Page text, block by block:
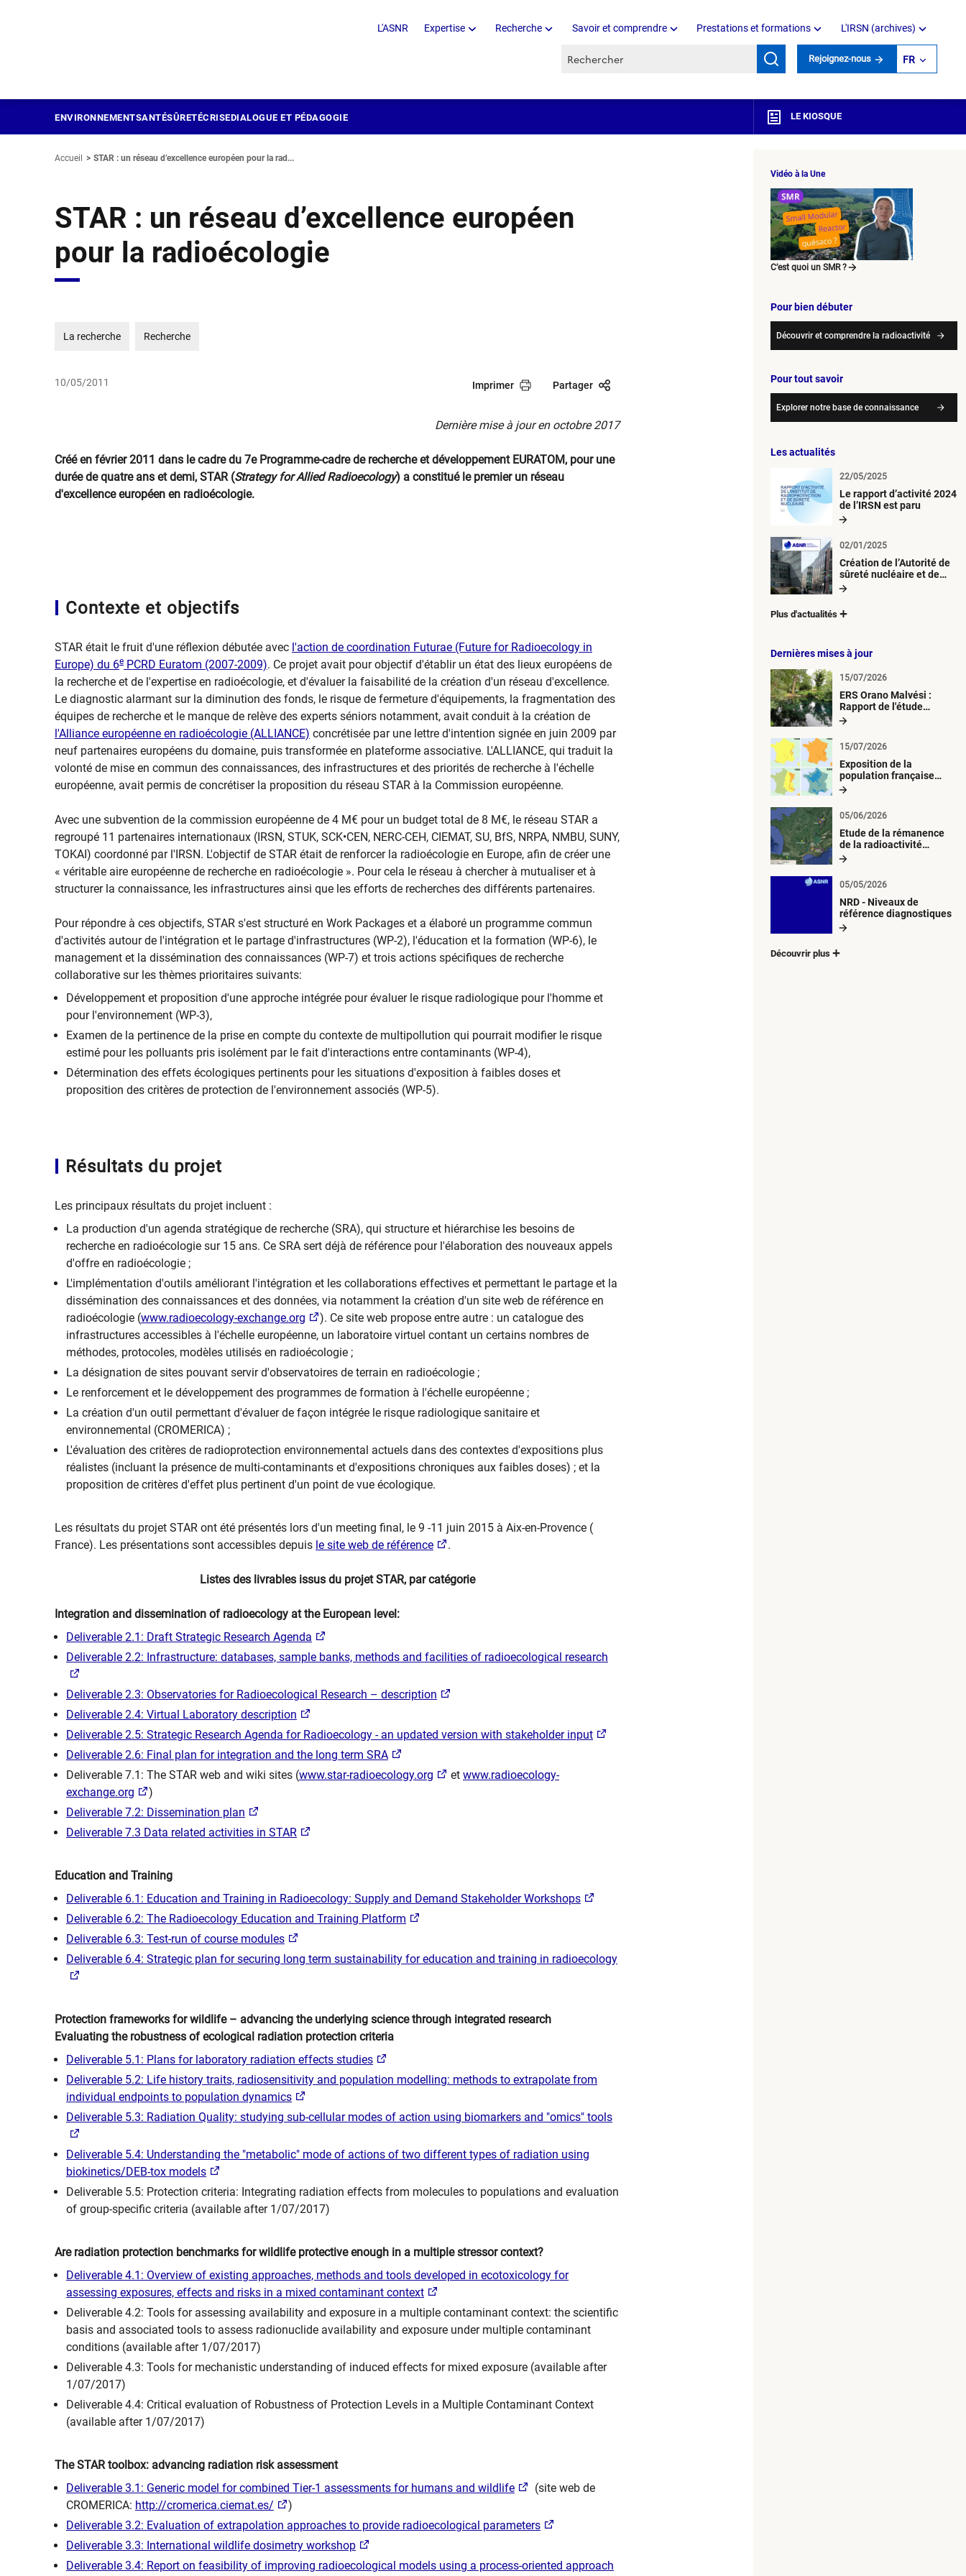
L'ASNR Expertise Recherche Savoir et comprendre Prestations et formations L'IRSN (archives)
Recherche par mots clés Rejoignez-nous FR
ENVIRONNEMENTSANTÉSÛRETÉCRISEDIALOGUE ET PÉDAGOGIE LE KIOSQUE
Accueil STAR : un réseau d’excellence européen pour la rad...
STAR : un réseau d’excellence européen
pour la radioécologie
Imprimer Partager
La recherche Recherche
10/05/2011
Dernière mise à jour en octobre 2017
Créé en février 2011 dans le cadre du 7e Programme-cadre de recherche et développement EURATOM, pour une
durée de quatre ans et demi, STAR (Strategy for Allied Radioecology) a constitué le premier un réseau
d'excellence européen en radioécologie.
Contexte et objectifs
STAR était le fruit d'une réflexion débutée avec l'action de coordination Futurae (Future for Radioecology in
Europe) du 6e PCRD Euratom (2007-2009). Ce projet avait pour objectif d'établir un état des lieux européens de
la recherche et de l'expertise en radioécologie, et d'évaluer la faisabilité de la création d'un réseau d'excellence.
Le diagnostic alarmant sur la diminution des fonds, le risque de fermeture d'équipements, la fragmentation des
équipes de recherche et le manque de relève des experts séniors notamment, avait conduit à la création de
l'Alliance européenne en radioécologie (ALLIANCE) concrétisée par une lettre d'intention signée en juin 2009 par
neuf partenaires européens du domaine, puis transformée en plateforme associative. L'ALLIANCE, qui traduit la
volonté de mise en commun des connaissances, des infrastructures et des priorités de recherche à l'échelle
européenne, avait permis de concrétiser la proposition du réseau STAR à la Commission européenne.
Avec une subvention de la commission européenne de 4 M€ pour un budget total de 8 M€, le réseau STAR a
regroupé 11 partenaires internationaux (IRSN, STUK, SCK•CEN, NERC-CEH, CIEMAT, SU, BfS, NRPA, NMBU, SUNY,
TOKAI) coordonné par l'IRSN. L'objectif de STAR était de renforcer la radioécologie en Europe, afin de créer une
« véritable aire européenne de recherche en radioécologie ». Pour cela le réseau à chercher à mutualiser et à
structurer la connaissance, les infrastructures ainsi que les efforts de recherches des différents partenaires.
Pour répondre à ces objectifs, STAR s'est structuré en Work Packages et a élaboré un programme commun
d'activités autour de l'intégration et le partage d'infrastructures (WP-2), l'éducation et la formation (WP-6), le
management et la dissémination des connaissances (WP-7) et trois actions spécifiques de recherche
collaborative sur les thèmes prioritaires suivants:
Développement et proposition d'une approche intégrée pour évaluer le risque radiologique pour l'homme et
pour l'environnement (WP-3),
Examen de la pertinence de la prise en compte du contexte de multipollution qui pourrait modifier le risque
estimé pour les polluants pris isolément par le fait d'interactions entre contaminants (WP-4),
Détermination des effets écologiques pertinents pour les situations d'exposition à faibles doses et
proposition des critères de protection de l'environnement associés (WP-5).
Résultats du projet
Les principaux résultats du projet incluent :
La production d'un agenda stratégique de recherche (SRA), qui structure et hiérarchise les besoins de
recherche en radioécologie sur 15 ans. Ce SRA sert déjà de référence pour l'élaboration des nouveaux appels
d'offre en radioécologie ;
L'implémentation d'outils améliorant l'intégration et les collaborations effectives et permettant le partage et la
dissémination des connaissances et des données, via notamment la création d'un site web de référence en
radioécologie (www.radioecology-exchange.org
). Ce site web propose entre autre : un catalogue des
infrastructures accessibles à l'échelle européenne, un laboratoire virtuel contant un certains nombres de
méthodes, protocoles, modèles utilisés en radioécologie ;
La désignation de sites pouvant servir d'observatoires de terrain en radioécologie ;
Le renforcement et le développement des programmes de formation à l'échelle européenne ;
La création d'un outil permettant d'évaluer de façon intégrée le risque radiologique sanitaire et
environnemental (CROMERICA) ;
L'évaluation des critères de radioprotection environnemental actuels dans des contextes d'expositions plus
réalistes (incluant la présence de multi-contaminants et d'expositions chroniques aux faibles doses) ; et la
proposition de critères d'effet plus pertinent d'un point de vue écologique.
Les résultats du projet STAR ont été présentés lors d'un meeting final, le 9 -11 juin 2015 à Aix-en-Provence (
France). Les présentations sont accessibles depuis le site web de référence .
Listes des livrables issus du projet STAR, par catégorie
Integration and dissemination of radioecology at the European level:
Deliverable 2.1: Draft Strategic Research Agenda
Deliverable 2.2: Infrastructure: databases, sample banks, methods and facilities of radioecological research
Deliverable 2.3: Observatories for Radioecological Research – description
Deliverable 2.4: Virtual Laboratory description
Deliverable 2.5: Strategic Research Agenda for Radioecology - an updated version with stakeholder input
Deliverable 2.6: Final plan for integration and the long term SRA
Deliverable 7.1: The STAR web and wiki sites (www.star-radioecology.org et www.radioecology-
exchange.org
)
Deliverable 7.2: Dissemination plan
Deliverable 7.3 Data related activities in STAR
Education and Training
Deliverable 6.1: Education and Training in Radioecology: Supply and Demand Stakeholder Workshops
Deliverable 6.2: The Radioecology Education and Training Platform
Deliverable 6.3: Test-run of course modules
Deliverable 6.4: Strategic plan for securing long term sustainability for education and training in radioecology
Protection frameworks for wildlife – advancing the underlying science through integrated research
Evaluating the robustness of ecological radiation protection criteria
Deliverable 5.1: Plans for laboratory radiation effects studies
Deliverable 5.2: Life history traits, radiosensitivity and population modelling: methods to extrapolate from
individual endpoints to population dynamics
Deliverable 5.3: Radiation Quality: studying sub-cellular modes of action using biomarkers and "omics" tools
Deliverable 5.4: Understanding the "metabolic" mode of actions of two different types of radiation using
biokinetics/DEB-tox models
Deliverable 5.5: Protection criteria: Integrating radiation effects from molecules to populations and evaluation
of group-specific criteria (available after 1/07/2017)
Are radiation protection benchmarks for wildlife protective enough in a multiple stressor context?
Deliverable 4.1: Overview of existing approaches, methods and tools developed in ecotoxicology for
assessing exposures, effects and risks in a mixed contaminant context
Deliverable 4.2: Tools for assessing availability and exposure in a multiple contaminant context: the scientific
basis and associated tools to assess radionuclide availability and exposure under multiple contaminant
conditions (available after 1/07/2017)
Deliverable 4.3: Tools for mechanistic understanding of induced effects for mixed exposure (available after
1/07/2017)
Deliverable 4.4: Critical evaluation of Robustness of Protection Levels in a Multiple Contaminant Context
(available after 1/07/2017)
The STAR toolbox: advancing radiation risk assessment
Deliverable 3.1: Generic model for combined Tier-1 assessments for humans and wildlife
(site web de
CROMERICA: http://cromerica.ciemat.es/
)
Deliverable 3.2: Evaluation of extrapolation approaches to provide radioecological parameters
Deliverable 3.3: International wildlife dosimetry workshop
Deliverable 3.4: Report on feasibility of improving radioecological models using a process-oriented approach
Vidéo à la Une
C’est quoi un SMR ?
Pour bien débuter
Découvrir et comprendre la radioactivité
Pour tout savoir
Explorer notre base de connaissance
Les actualités
Le rapport d’activité 2024
de l’IRSN est paru
22/05/2025
Création de l’Autorité de
sûreté nucléaire et de
radioprotection (ASNR)
02/01/2025
Plus d'actualités
Dernières mises à jour
ERS Orano Malvési :
Rapport de l'étude
radiologique du milieu
15/07/2026
Exposition de la
population française
métropolitaine aux
atmosphériques
radioactives depuis 1945
15/07/2026
Etude de la rémanence
de la radioactivité
d’origine artificielle
05/06/2026
NRD - Niveaux de
référence diagnostiques
05/05/2026
Découvrir plus